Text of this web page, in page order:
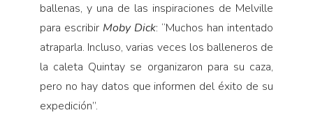
ballenas, y una de las inspiraciones de Melville
para escribir Moby Dick: “Muchos han intentado
atraparla. Incluso, varias veces los balleneros de
la caleta Quintay se organizaron para su caza,
pero no hay datos que informen del éxito de su
expedición”.